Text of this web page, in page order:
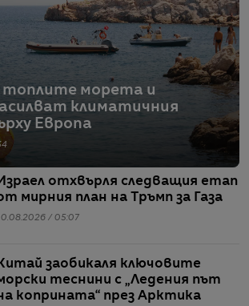
топлите морета и
климатичния
Европа
отхвърля следващия етап
мирния план на Тръмп за Газа
/ 05:07
заобикаля ключовите
теснини с „Ледения път
коприната“ през Арктика